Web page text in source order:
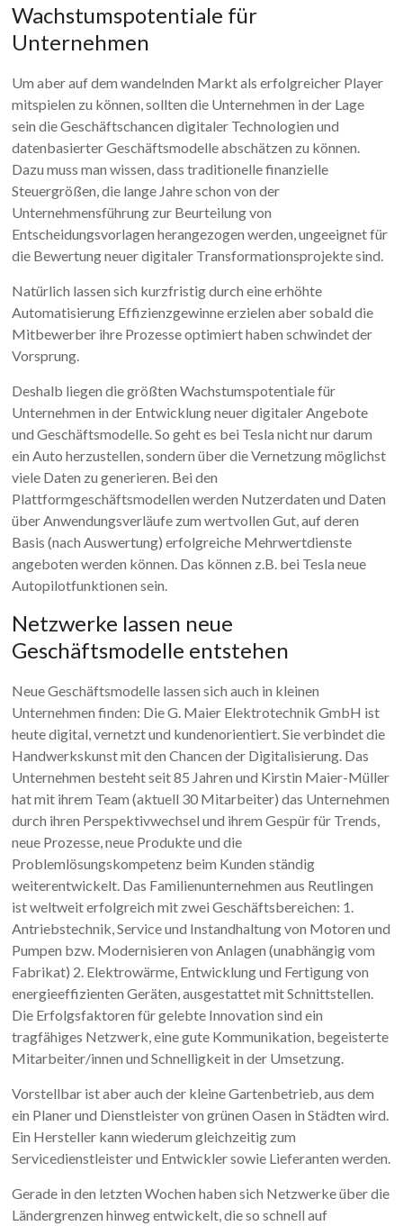
Wachstumspotentiale für
Unternehmen
Um aber auf dem wandelnden Markt als erfolgreicher Player
mitspielen zu können, sollten die Unternehmen in der Lage
sein die Geschäftschancen digitaler Technologien und
datenbasierter Geschäftsmodelle abschätzen zu können.
Dazu muss man wissen, dass traditionelle finanzielle
Steuergrößen, die lange Jahre schon von der
Unternehmensführung zur Beurteilung von
Entscheidungsvorlagen herangezogen werden, ungeeignet für
die Bewertung neuer digitaler Transformationsprojekte sind.
Natürlich lassen sich kurzfristig durch eine erhöhte
Automatisierung Effizienzgewinne erzielen aber sobald die
Mitbewerber ihre Prozesse optimiert haben schwindet der
Vorsprung.
Deshalb liegen die größten Wachstumspotentiale für
Unternehmen in der Entwicklung neuer digitaler Angebote
und Geschäftsmodelle. So geht es bei Tesla nicht nur darum
ein Auto herzustellen, sondern über die Vernetzung möglichst
viele Daten zu generieren. Bei den
Plattformgeschäftsmodellen werden Nutzerdaten und Daten
über Anwendungsverläufe zum wertvollen Gut, auf deren
Basis (nach Auswertung) erfolgreiche Mehrwertdienste
angeboten werden können. Das können z.B. bei Tesla neue
Autopilotfunktionen sein.
Netzwerke lassen neue
Geschäftsmodelle entstehen
Neue Geschäftsmodelle lassen sich auch in kleinen
Unternehmen finden: Die G. Maier Elektrotechnik GmbH ist
heute digital, vernetzt und kundenorientiert. Sie verbindet die
Handwerkskunst mit den Chancen der Digitalisierung. Das
Unternehmen besteht seit 85 Jahren und Kirstin Maier-Müller
hat mit ihrem Team (aktuell 30 Mitarbeiter) das Unternehmen
durch ihren Perspektivwechsel und ihrem Gespür für Trends,
neue Prozesse, neue Produkte und die
Problemlösungskompetenz beim Kunden ständig
weiterentwickelt. Das Familienunternehmen aus Reutlingen
ist weltweit erfolgreich mit zwei Geschäftsbereichen: 1.
Antriebstechnik, Service und Instandhaltung von Motoren und
Pumpen bzw. Modernisieren von Anlagen (unabhängig vom
Fabrikat) 2. Elektrowärme, Entwicklung und Fertigung von
energieeffizienten Geräten, ausgestattet mit Schnittstellen.
Die Erfolgsfaktoren für gelebte Innovation sind ein
tragfähiges Netzwerk, eine gute Kommunikation, begeisterte
Mitarbeiter/innen und Schnelligkeit in der Umsetzung.
Vorstellbar ist aber auch der kleine Gartenbetrieb, aus dem
ein Planer und Dienstleister von grünen Oasen in Städten wird.
Ein Hersteller kann wiederum gleichzeitig zum
Servicedienstleister und Entwickler sowie Lieferanten werden.
Gerade in den letzten Wochen haben sich Netzwerke über die
Ländergrenzen hinweg entwickelt, die so schnell auf